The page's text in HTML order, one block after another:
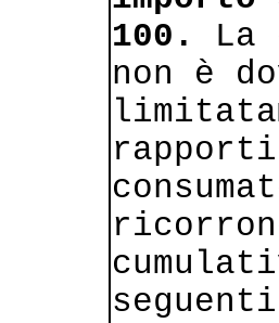
100.
La
non è